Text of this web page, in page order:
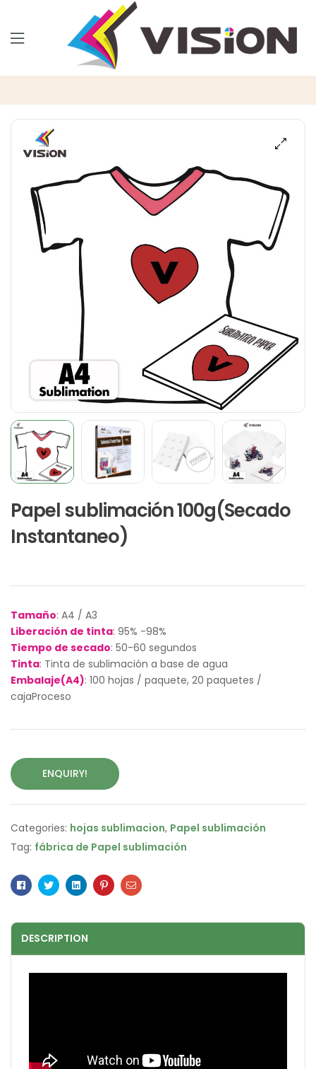
Papel sublimación 100g(Secado
Instantaneo)
Tamaño: A4 / A3
Liberación de tinta: 95% -98%
Tiempo de secado: 50-60 segundos
Tinta: Tinta de sublimación a base de agua
Embalaje(A4): 100 hojas / paquete, 20 paquetes /
cajaProceso
ENQUIRY!
Categories: hojas sublimacion, Papel sublimación
Tag: fábrica de Papel sublimación
Facebook
TwitterLinkedinPinterestEmail
DESCRIPTION